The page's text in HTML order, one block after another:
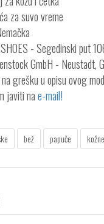
za suvo vreme
- Segedinski put
GmbH - Neustadt,
grešku u opisu ovog
javiti nae-mail!
bež papuče kožne